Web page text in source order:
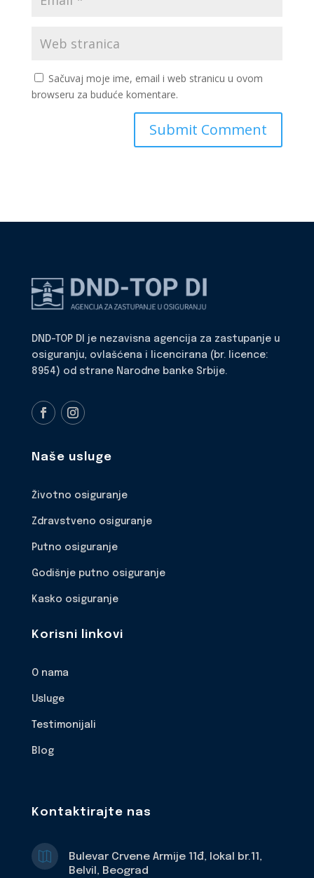
Sačuvaj moje ime, email i web stranicu u ovom
browseru za buduće komentare.
DND-TOP DI je nezavisna agencija za zastupanje u
osiguranju, ovlašćena i licencirana (br. licence:
8954) od strane Narodne banke Srbije.
Naše usluge
Životno osiguranje
Zdravstveno osiguranje
Putno osiguranje
Godišnje putno osiguranje
Kasko osiguranje
Korisni linkovi
O nama
Usluge
Testimonijali
Blog
Kontaktirajte nas

Bulevar Crvene Armije 11đ, lokal br.11,
Belvil, Beograd